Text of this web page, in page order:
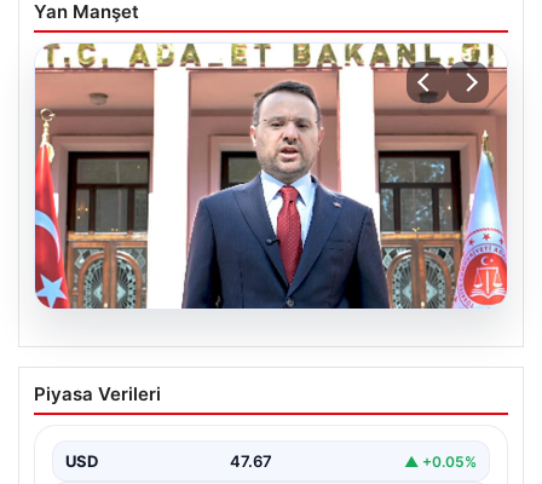
Yan Manşet
06.08.2026
Bakan Gürlek’ten Çerçeve Yasa
Açıklaması: “Tüm İşlemler Hukuk
Yürütülecek”
Piyasa Verileri
USD 47.67 ▲ +0.05%